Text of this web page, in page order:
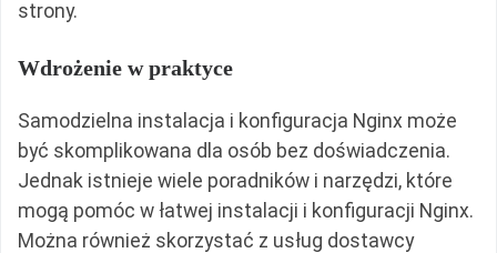
strony.
Wdrożenie w praktyce
Samodzielna instalacja i konfiguracja Nginx może
być skomplikowana dla osób bez doświadczenia.
Jednak istnieje wiele poradników i narzędzi, które
mogą pomóc w łatwej instalacji i konfiguracji Nginx.
Można również skorzystać z usług dostawcy